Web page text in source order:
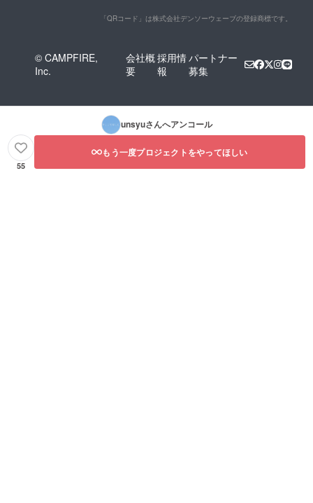
「QRコード」は株式会社デンソーウェーブの登録商標です。
© CAMPFIRE,
Inc.
会社概
要
採用情
報
パートナー
募集
unsyuさんへアンコール
55
もう一度プロジェクトをやってほしい